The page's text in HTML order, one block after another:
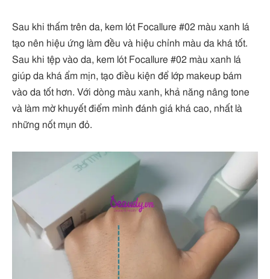
Sau khi thấm trên da, kem lót Focallure #02 màu xanh lá
tạo nên hiệu ứng làm đều và hiệu chỉnh màu da khá tốt.
Sau khi tệp vào da, kem lót Focallure #02 màu xanh lá
giúp da khá ẩm mịn, tạo điều kiện để lớp makeup bám
vào da tốt hơn. Với dòng màu xanh, khả năng nâng tone
và làm mờ khuyết điểm mình đánh giá khá cao, nhất là
những nốt mụn đỏ.